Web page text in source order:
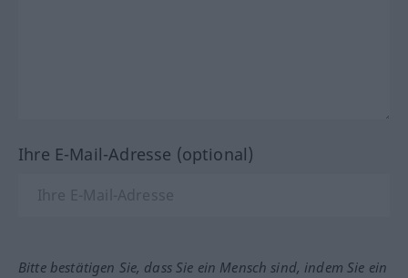
Ihre E-Mail-Adresse (optional)
Bitte bestätigen Sie, dass Sie ein Mensch sind, indem Sie ein